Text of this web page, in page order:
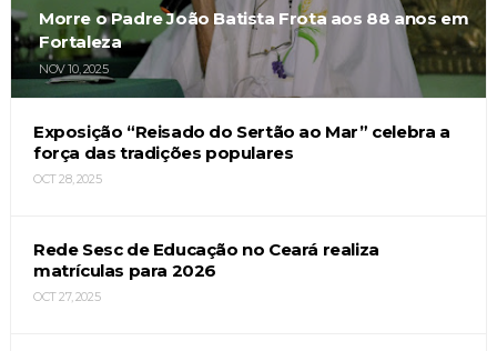
Morre o Padre João Batista Frota aos 88 anos em
Fortaleza
NOV 10, 2025
Exposição “Reisado do Sertão ao Mar” celebra a
força das tradições populares
OCT 28, 2025
Rede Sesc de Educação no Ceará realiza
matrículas para 2026
OCT 27, 2025